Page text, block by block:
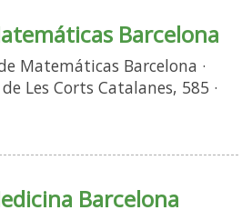
Barcelona
Matemáticas Barcelona ·
Les Corts Catalanes, 585 ·
Barcelona